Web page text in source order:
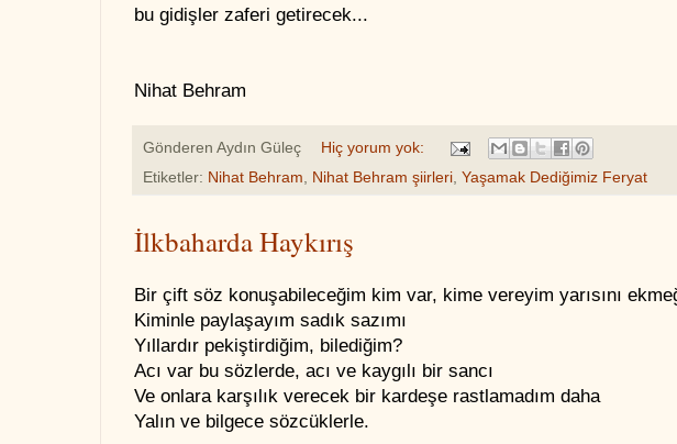
bu gidişler zaferi getirecek...
Nihat Behram
Gönderen Aydın Güleç
Hiç yorum yok:
Etiketler: Nihat Behram, Nihat Behram şiirleri, Yaşamak Dediğimiz Feryat
İlkbaharda Haykırış
Bir çift söz konuşabileceğim kim var, kime vereyim yarısını
Kiminle paylaşayım sadık sazımı
Yıllardır pekiştirdiğim, bilediğim?
Acı var bu sözlerde, acı ve kaygılı bir sancı
Ve onlara karşılık verecek bir kardeşe rastlamadım daha
Yalın ve bilgece sözcüklerle.